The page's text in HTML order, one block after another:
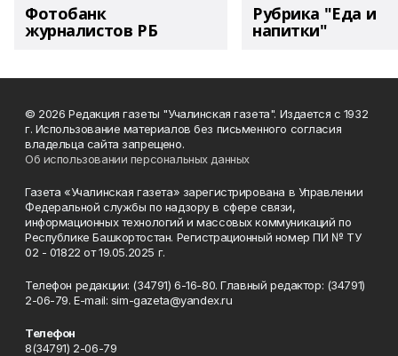
Фотобанк
журналистов РБ
Рубрика "Еда и
напитки"
© 2026 Редакция газеты "Учалинская газета". Издается с 1932
г. Использование материалов без письменного согласия
владельца сайта запрещено.
Об использовании персональных данных
Газета «Учалинская газета» зарегистрирована в Управлении
Федеральной службы по надзору в сфере связи,
информационных технологий и массовых коммуникаций по
Республике Башкортостан. Регистрационный номер ПИ № ТУ
02 - 01822 от 19.05.2025 г.
Телефон редакции: (34791) 6-16-80. Главный редактор: (34791)
2-06-79. Е-mаil: sim-gazeta@yandex.ru
Телефон
8(34791) 2-06-79